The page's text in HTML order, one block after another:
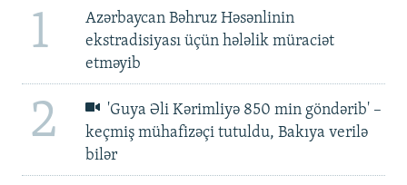
1
Azərbaycan Bəhruz Həsənlinin
ekstradisiyası üçün hələlik müraciət
etməyib
2
'Guya Əli Kərimliyə 850 min göndərib' –
keçmiş mühafizəçi tutuldu, Bakıya verilə
bilər